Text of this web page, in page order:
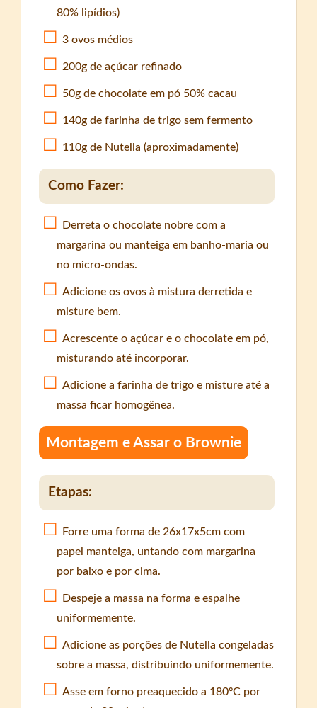
80% lipídios)
3 ovos médios
200g de açúcar refinado
50g de chocolate em pó 50% cacau
140g de farinha de trigo sem fermento
110g de Nutella (aproximadamente)
Como Fazer:
Derreta o chocolate nobre com a
margarina ou manteiga em banho-maria ou
no micro-ondas.
Adicione os ovos à mistura derretida e
misture bem.
Acrescente o açúcar e o chocolate em pó,
misturando até incorporar.
Adicione a farinha de trigo e misture até a
massa ficar homogênea.
Montagem e Assar o Brownie
Etapas:
Forre uma forma de 26x17x5cm com
papel manteiga, untando com margarina
por baixo e por cima.
Despeje a massa na forma e espalhe
uniformemente.
Adicione as porções de Nutella congeladas
sobre a massa, distribuindo uniformemente.
Asse em forno preaquecido a 180ºC por